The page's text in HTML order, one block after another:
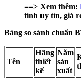
==> Xem thêm:
tính uy tín, giá
Bảng so sánh chuẩn
Tên
Hãng
thiết
kế
Năm
sản
xuất